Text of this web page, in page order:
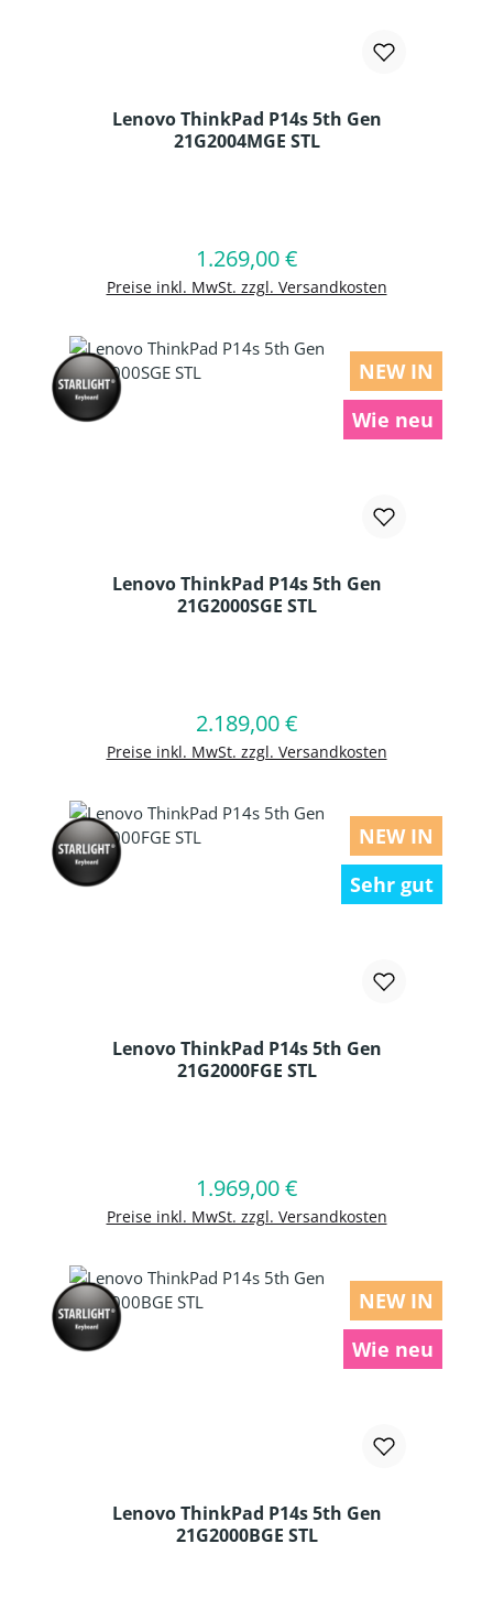
Lenovo ThinkPad P14s 5th Gen
21G2004MGE STL
Regulärer Preis:
1.269,00 €
Preise inkl. MwSt. zzgl. Versandkosten
In den Warenkorb
NEW IN
Wie neu
Lenovo ThinkPad P14s 5th Gen
21G2000SGE STL
Regulärer Preis:
2.189,00 €
Preise inkl. MwSt. zzgl. Versandkosten
In den Warenkorb
NEW IN
Sehr gut
Lenovo ThinkPad P14s 5th Gen
21G2000FGE STL
Regulärer Preis:
1.969,00 €
Preise inkl. MwSt. zzgl. Versandkosten
In den Warenkorb
NEW IN
Wie neu
Lenovo ThinkPad P14s 5th Gen
21G2000BGE STL